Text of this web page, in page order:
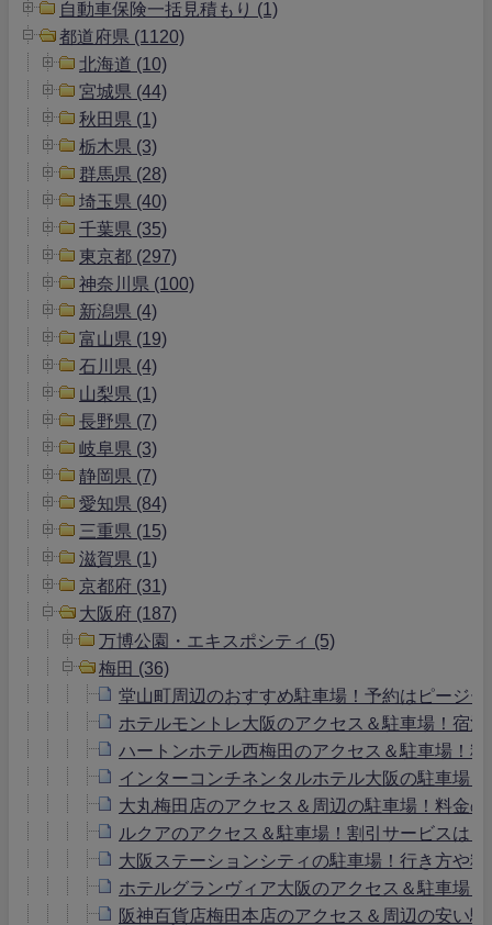
自動車保険一括見積もり (1)
都道府県 (1120)
北海道 (10)
宮城県 (44)
秋田県 (1)
栃木県 (3)
群馬県 (28)
埼玉県 (40)
千葉県 (35)
東京都 (297)
神奈川県 (100)
新潟県 (4)
富山県 (19)
石川県 (4)
山梨県 (1)
長野県 (7)
岐阜県 (3)
静岡県 (7)
愛知県 (84)
三重県 (15)
滋賀県 (1)
京都府 (31)
大阪府 (187)
万博公園・エキスポシティ (5)
梅田 (36)
堂山町周辺のおすすめ駐車場！予約はピージ
ホテルモントレ大阪のアクセス＆駐車場！宿
ハートンホテル西梅田のアクセス＆駐車場！
インターコンチネンタルホテル大阪の駐車場
大丸梅田店のアクセス＆周辺の駐車場！料金
ルクアのアクセス＆駐車場！割引サービスは
大阪ステーションシティの駐車場！行き方や
ホテルグランヴィア大阪のアクセス＆駐車場
阪神百貨店梅田本店のアクセス＆周辺の安い